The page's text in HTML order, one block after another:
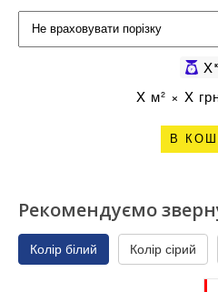
X
X м² × X
В
Рекомендуємо
Колір білий Колір сірий